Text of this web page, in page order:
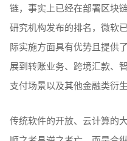
链，事实上已经在部署区块
研究机构发布的排名，微软
际实施方面具有优势且提供
展到转账业务、跨境汇款、
支付场景以及其他金融类衍生
传统软件的开放、云计算的